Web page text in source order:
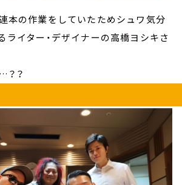
本の作業をしていたためシュワ気分
ライター・デザイナーの高橋ヨシキさ
？？